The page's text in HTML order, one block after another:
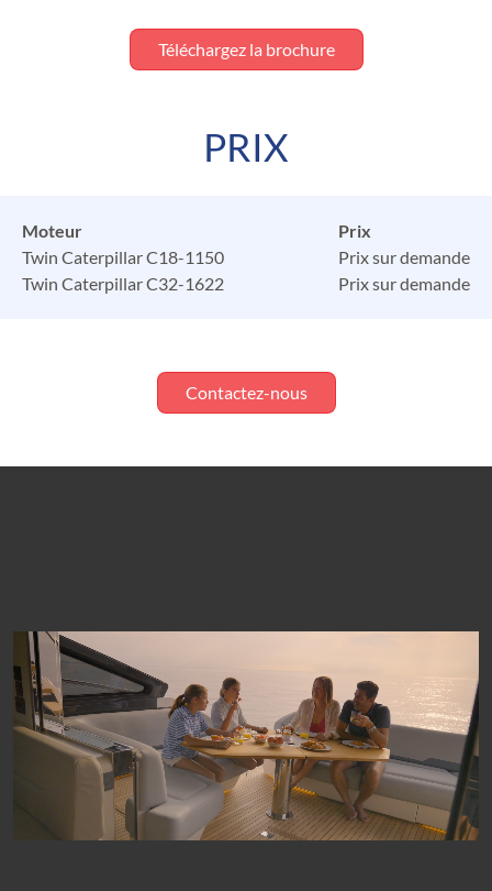
Téléchargez la brochure
PRIX
Moteur
Prix
Twin Caterpillar C18-1150
Prix sur demande
Twin Caterpillar C32-1622
Prix sur demande
Contactez-nous